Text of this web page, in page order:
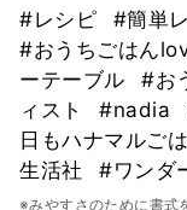
#レシピ #簡単
#おうちごはん
ーテーブル
#お
ィスト
#nadia
日もハナマルご
生活社
#ワンダ
※みやすさのために書式